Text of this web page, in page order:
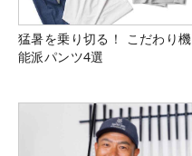
猛暑を乗り切る！ こだわり機
能派パンツ4選